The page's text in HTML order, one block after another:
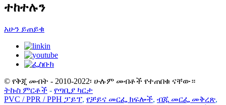
ተከተሉን
አሁን ይጠይቁ
© የቅጂ መብት - 2010-2022፡ ሁሉም መብቶች የተጠበቁ ናቸው።
ትኩስ ምርቶች - የጣቢያ ካርታ
PVC / PPR / PPH ፓይፕ, የቻይና መርፌ ክፍሎች, ብጁ መርፌ መቅረጽ,